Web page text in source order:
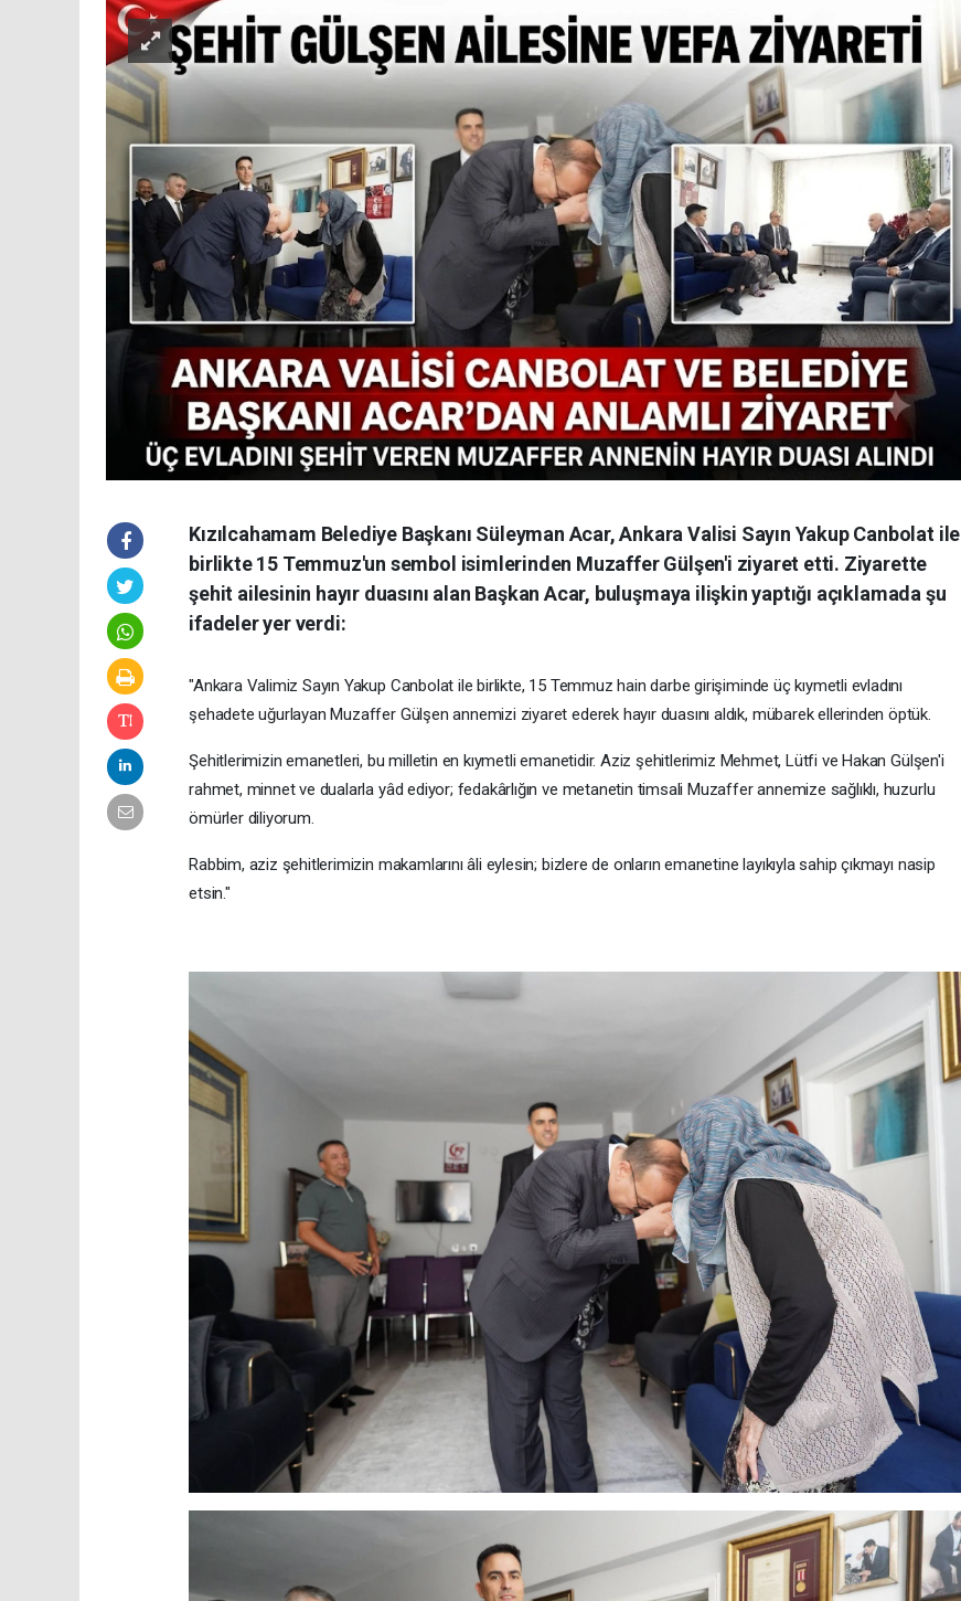
Kızılcahamam Belediye Başkanı Süleyman Acar, Ankara Valisi Sayın Yakup Canbolat ile
birlikte 15 Temmuz'un sembol isimlerinden Muzaffer Gülşen'i ziyaret etti. Ziyarette
şehit ailesinin hayır duasını alan Başkan Acar, buluşmaya ilişkin yaptığı açıklamada şu
ifadeler yer verdi:
"Ankara Valimiz Sayın Yakup Canbolat ile birlikte, 15 Temmuz hain darbe girişiminde üç kıymetli evladını
şehadete uğurlayan Muzaffer Gülşen annemizi ziyaret ederek hayır duasını aldık, mübarek ellerinden öptük.
Şehitlerimizin emanetleri, bu milletin en kıymetli emanetidir. Aziz şehitlerimiz Mehmet, Lütfi ve Hakan Gülşen'i
rahmet, minnet ve dualarla yâd ediyor; fedakârlığın ve metanetin timsali Muzaffer annemize sağlıklı, huzurlu
ömürler diliyorum.
Rabbim, aziz şehitlerimizin makamlarını âli eylesin; bizlere de onların emanetine layıkıyla sahip çıkmayı nasip
etsin."